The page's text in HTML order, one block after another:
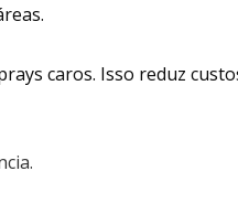
caros. Isso reduz